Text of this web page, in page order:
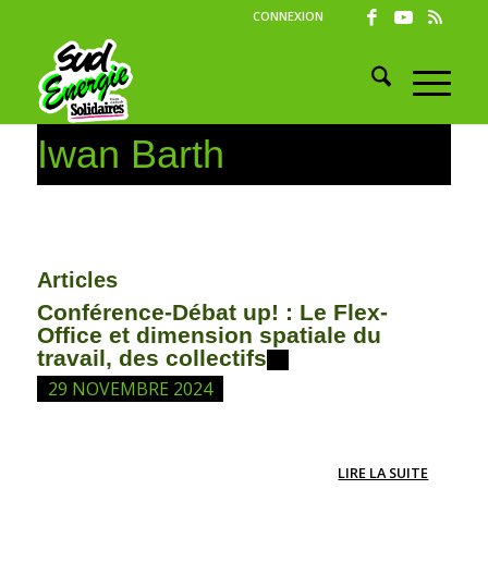
CONNEXION
Iwan Barth
Articles
Conférence-Débat up! : Le Flex-
Office et dimension spatiale du
travail, des collectifs
29 NOVEMBRE 2024
LIRE LA SUITE